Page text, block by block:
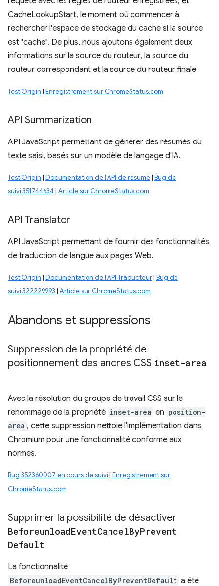
CacheLookupStart, le moment où commencer à
rechercher l'espace de stockage du cache si la source
est "cache". De plus, nous ajoutons également deux
informations sur la source du routeur, la source du
routeur correspondant et la source du routeur finale.
Test Origin | Enregistrement sur ChromeStatus.com
API Summarization
API JavaScript permettant de générer des résumés du
texte saisi, basés sur un modèle de langage d'IA.
Test Origin | Documentation de l'API de résumé| Bug de
suivi 351744634 | Article sur ChromeStatus.com
API Translator
API JavaScript permettant de fournir des fonctionnalités
de traduction de langue aux pages Web.
Test Origin | Documentation de l'API Traducteur| Bug de
suivi 322229993 | Article sur ChromeStatus.com
Abandons et suppressions
Suppression de la propriété de
positionnement des ancres CSS inset-area
Avec la résolution du groupe de travail CSS sur le
renommage de la propriété inset-area en position-
area , cette suppression nettoie l'implémentation dans
Chromium pour une fonctionnalité conforme aux
normes.
Bug 352360007 en cours de suivi | Enregistrement sur
ChromeStatus.com
Supprimer la possibilité de désactiver
BeforeunloadEventCancelByPrevent
Default
La fonctionnalité
BeforeunloadEventCancelByPreventDefault a été